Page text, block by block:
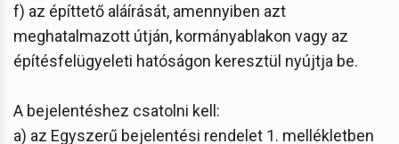
f) az építtető aláírását, amennyiben azt
meghatalmazott útján, kormányablakon vagy az
építésfelügyeleti hatóságon keresztül nyújtja be.
A bejelentéshez csatolni kell:
a) az Egyszerű bejelentési rendelet 1. mellékletben